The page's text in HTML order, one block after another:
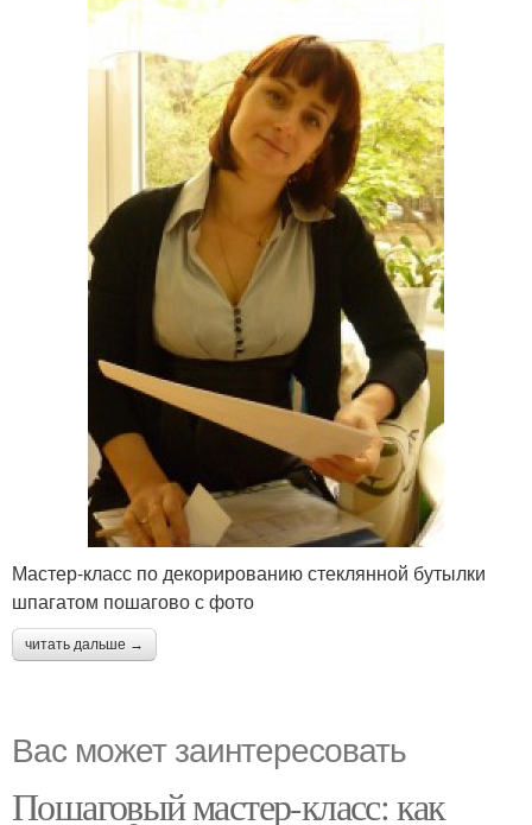
Мастер-класс по декорированию стеклянной бутылки
шпагатом пошагово с фото
читать дальше →
Вас может заинтересовать
Пошаговый мастер-класс: как